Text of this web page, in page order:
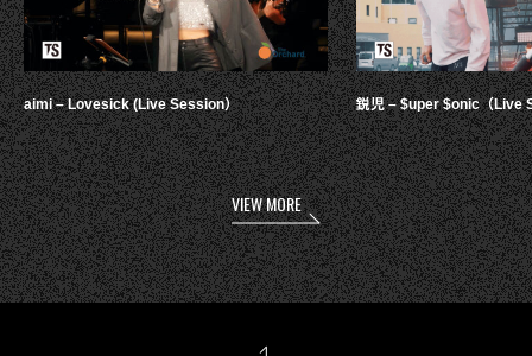
aimi – Lovesick (Live Session） 鋭児 – $uper $onic（Live
VIEW MORE